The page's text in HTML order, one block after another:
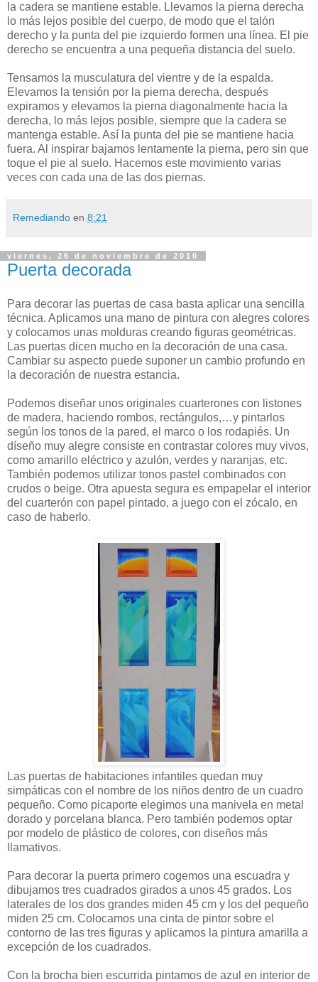
la cadera se mantiene estable. Llevamos la pierna derecha
lo más lejos posible del cuerpo, de modo que el talón
derecho y la punta del pie izquierdo formen una línea. El pie
derecho se encuentra a una pequeña distancia del suelo.
Tensamos la musculatura del vientre y de la espalda.
Elevamos la tensión por la pierna derecha, después
expiramos y elevamos la pierna diagonalmente hacia la
derecha, lo más lejos posible, siempre que la cadera se
mantenga estable. Así la punta del pie se mantiene hacia
fuera. Al inspirar bajamos lentamente la pierna, pero sin que
toque el pie al suelo. Hacemos este movimiento varias
veces con cada una de las dos piernas.
Remediando en 8:21
viernes, 26 de noviembre de 2010
Puerta decorada
Para decorar las puertas de casa basta aplicar una sencilla
técnica. Aplicamos una mano de pintura con alegres colores
y colocamos unas molduras creando figuras geométricas.
Las puertas dicen mucho en la decoración de una casa.
Cambiar su aspecto puede suponer un cambio profundo en
la decoración de nuestra estancia.
Podemos diseñar unos originales cuarterones con listones
de madera, haciendo rombos, rectángulos,…y pintarlos
según los tonos de la pared, el marco o los rodapiés. Un
díseño muy alegre consiste en contrastar colores muy vivos,
como amarillo eléctrico y azulón, verdes y naranjas, etc.
También podemos utilizar tonos pastel combinados con
crudos o beige. Otra apuesta segura es empapelar el interior
del cuarterón con papel pintado, a juego con el zócalo, en
caso de haberlo.
Las puertas de habitaciones infantiles quedan muy
simpáticas con el nombre de los niños dentro de un cuadro
pequeño. Como picaporte elegimos una manivela en metal
dorado y porcelana blanca. Pero también podemos optar
por modelo de plástico de colores, con diseños más
llamativos.
Para decorar la puerta primero cogemos una escuadra y
dibujamos tres cuadrados girados a unos 45 grados. Los
laterales de los dos grandes miden 45 cm y los del pequeño
miden 25 cm. Colocamos una cinta de pintor sobre el
contorno de las tres figuras y aplicamos la pintura amarilla a
excepción de los cuadrados.
Con la brocha bien escurrida pintamos de azul en interior de